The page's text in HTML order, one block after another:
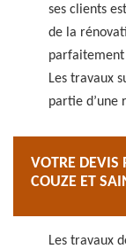
ses clients
de la
parfaitement
Les travaux
partie d’une
VOTRE DEVIS
COUZE ET
Les travaux